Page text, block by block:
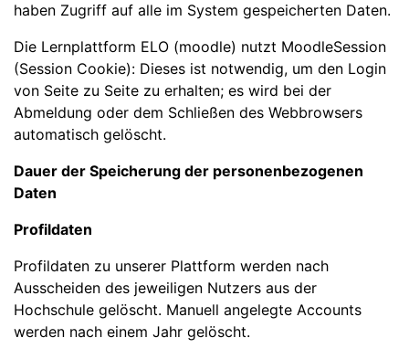
haben Zugriff auf alle im System gespeicherten Daten.
Die Lernplattform ELO (moodle) nutzt MoodleSession
(Session Cookie): Dieses ist notwendig, um den Login
von Seite zu Seite zu erhalten; es wird bei der
Abmeldung oder dem Schließen des Webbrowsers
automatisch gelöscht.
Dauer der Speicherung der personenbezogenen
Daten
Profildaten
Profildaten zu unserer Plattform werden nach
Ausscheiden des jeweiligen Nutzers aus der
Hochschule gelöscht. Manuell angelegte Accounts
werden nach einem Jahr gelöscht.